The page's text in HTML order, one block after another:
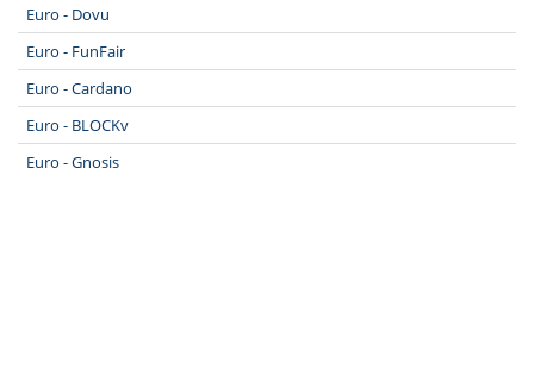
Euro - Dovu
Euro - FunFair
Euro - Cardano
Euro - BLOCKv
Euro - Gnosis